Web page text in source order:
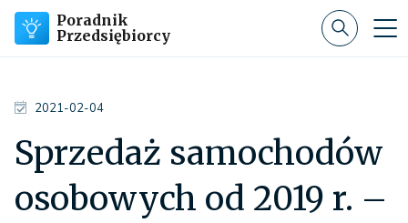
Poradnik
Przedsiębiorcy
2021-02-04
Sprzedaż samochodów
osobowych od 2019 r. –